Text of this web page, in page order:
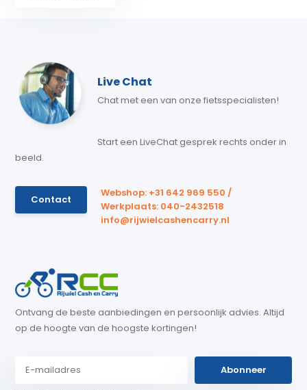
Live Chat
Chat met een van onze fietsspecialisten!
Start een LiveChat gesprek rechts onder in
beeld.
Contact
Webshop: +31 642 969 550 /
Werkplaats: 040-2432518
info@rijwielcashencarry.nl
Ontvang de beste aanbiedingen en persoonlijk advies. Altijd
op de hoogte van de hoogste kortingen!
Abonneer